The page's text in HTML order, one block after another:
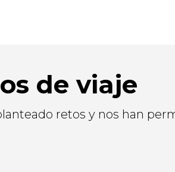
de viaje
retos y nos han